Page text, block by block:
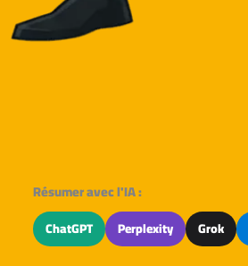
Résumer avec l'IA :
ChatGPT Perplexity Grok